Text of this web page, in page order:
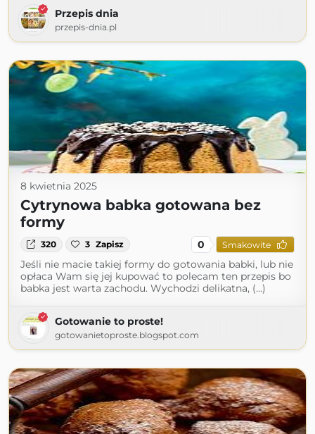
Przepis dnia
przepis-dnia.pl
8 kwietnia 2025
Cytrynowa babka gotowana bez
formy
320 3 Zapisz 0 Smakowite
Jeśli nie macie takiej formy do gotowania babki, lub nie
opłaca Wam się jej kupować to polecam ten przepis bo
babka jest warta zachodu. Wychodzi delikatna, (...)
Gotowanie to proste!
gotowanietoproste.blogspot.com